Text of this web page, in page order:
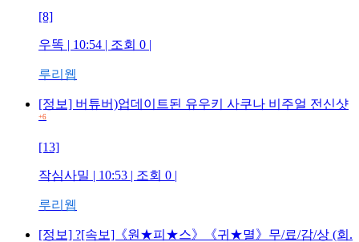
[8]
우똑 | 10:54 | 조회 0 |
루리웹
[정보] 버튜버)업데이트된 유우키 사쿠나 비주얼 전신샷
+6
[13]
작심사밀 | 10:53 | 조회 0 |
루리웹
[정보] ?[속보]《원★피★스》《귀★멸》무/료/감/상 (회.